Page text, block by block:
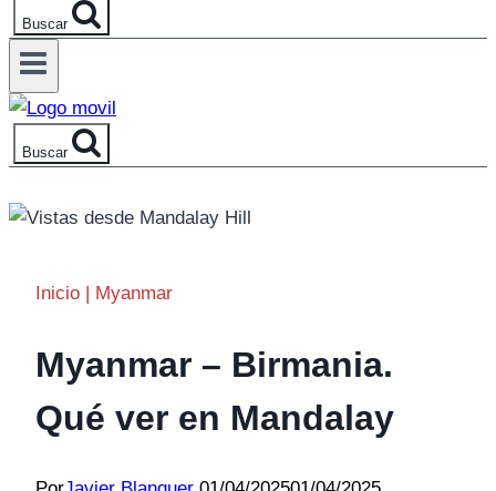
Buscar
Buscar
Inicio Myanmar
Myanmar – Birmania.
Qué ver en Mandalay